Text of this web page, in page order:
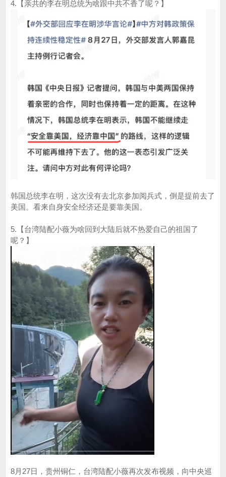
4.【亲共的李在明总统为啥跟中共不香了呢？】
韩国总统李在明，这次没有去北京参加阅兵式，倒是提前去了
美国。看来自身安全经济还是要靠美国。
5.【台湾陆配小薇为啥回到大陆后就不热爱自己的祖国了
呢？】
8月27日，贵州铜仁，台湾陆配小薇再次发布视频，向中央巡